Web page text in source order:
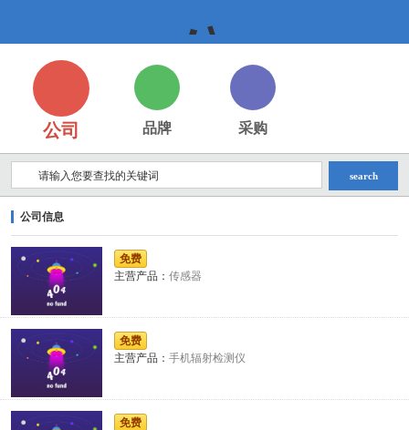
公
司,
企
业,
公司 品牌 采购
search
公司信息
免费
主营产品： 传感器
免费
主营产品： 手机辐射检测仪
免费